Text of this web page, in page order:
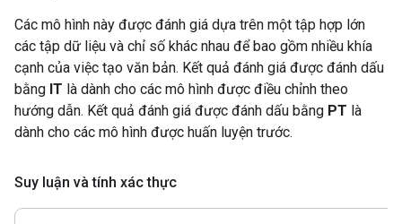
Các mô hình này được đánh giá dựa trên một tập hợp lớn
các tập dữ liệu và chỉ số khác nhau để bao gồm nhiều khía
cạnh của việc tạo văn bản. Kết quả đánh giá được đánh dấu
bằng IT là dành cho các mô hình được điều chỉnh theo
hướng dẫn. Kết quả đánh giá được đánh dấu bằng PT là
dành cho các mô hình được huấn luyện trước.
Suy luận và tính xác thực